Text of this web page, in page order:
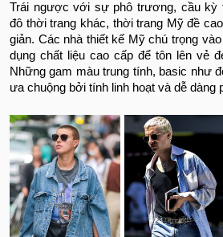
Trái ngược với sự phô trương, cầu kỳ
đô thời trang khác, thời trang Mỹ đề
giản. Các nhà thiết kế Mỹ chú trọng
dụng chất liệu cao cấp để tôn lên vẻ
Những gam màu trung tính, basic như
ưa chuộng bởi tính linh hoạt và dễ dàng